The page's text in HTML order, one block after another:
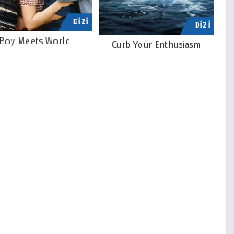
DİZİ
Boy Meets World
DİZİ
Curb Your Enthusiasm